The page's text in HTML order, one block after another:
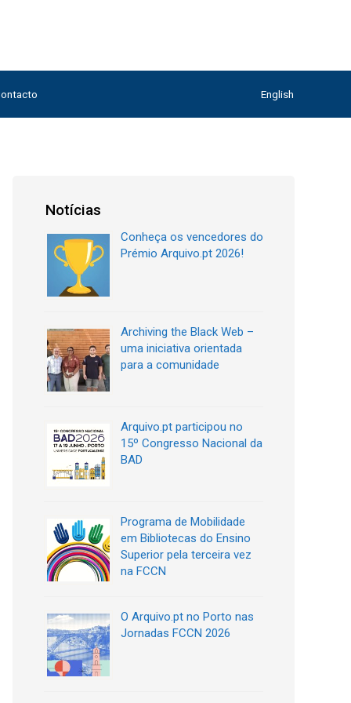
English
Notícias
Conheça os vencedores do
Prémio Arquivo.pt 2026!
Archiving the Black Web –
uma iniciativa orientada
para a comunidade
Arquivo.pt participou no
15º Congresso Nacional da
BAD
Programa de Mobilidade
em Bibliotecas do Ensino
Superior pela terceira vez
na FCCN
O Arquivo.pt no Porto nas
Jornadas FCCN 2026